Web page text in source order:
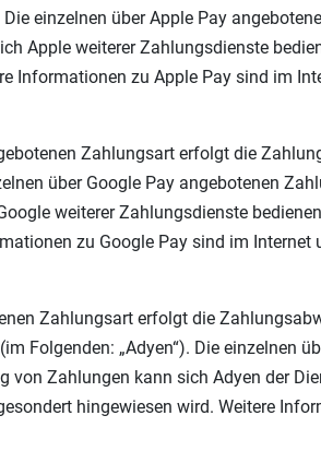
einzelnen über Apple Pay
Apple weiterer Zahlungsdienste
Informationen zu Apple Pay sind im
Zahlungsart erfolgt die
über Google Pay angebotenen
weiterer Zahlungsdienste
zu Google Pay sind im Internet
Zahlungsart erfolgt die
Folgenden: „Adyen“). Die einzelnen
Zahlungen kann sich Adyen der
hingewiesen wird. Weitere